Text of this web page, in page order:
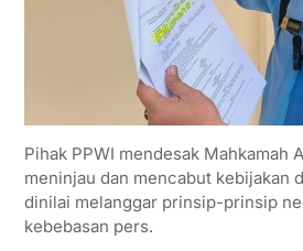
Pihak PPWI mendesak Mahkamah
meninjau dan mencabut kebijakan
dinilai melanggar prinsip-prinsip
kebebasan pers.